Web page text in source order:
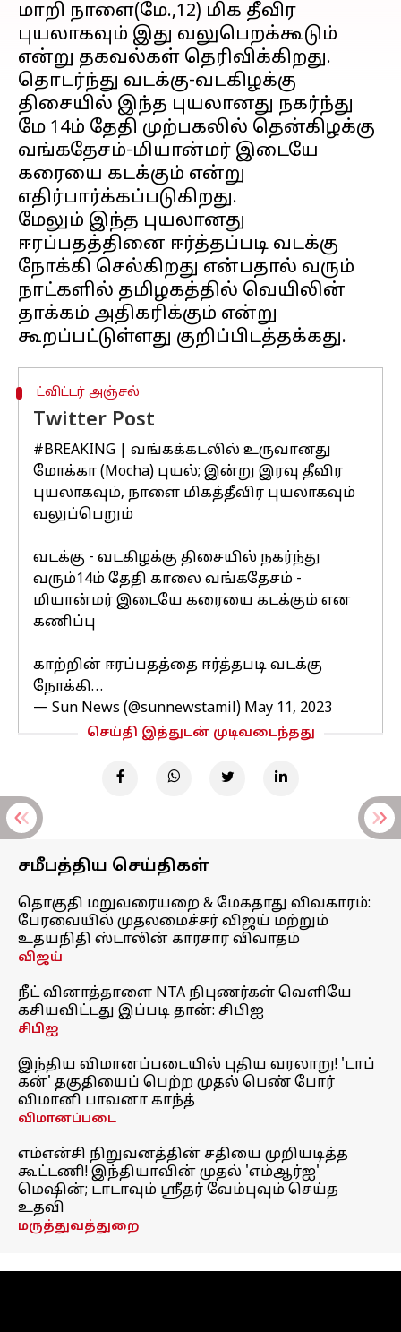
மாறி நாளை(மே.,12) மிக தீவிர
புயலாகவும் இது வலுபெறக்கூடும்
என்று தகவல்கள் தெரிவிக்கிறது.
தொடர்ந்து வடக்கு-வடகிழக்கு
திசையில் இந்த புயலானது நகர்ந்து
மே 14ம் தேதி முற்பகலில் தென்கிழக்கு
வங்கதேசம்-மியான்மர் இடையே
கரையை கடக்கும் என்று
எதிர்பார்க்கப்படுகிறது.
மேலும் இந்த புயலானது
ஈரப்பதத்தினை ஈர்த்தப்படி வடக்கு
நோக்கி செல்கிறது என்பதால் வரும்
நாட்களில் தமிழகத்தில் வெயிலின்
தாக்கம் அதிகரிக்கும் என்று
ட்விட்டர் அஞ்சல்
Twitter Post
#BREAKING | வங்கக்கடலில் உருவானது
மோக்கா (Mocha) புயல்; இன்று இரவு தீவிர
புயலாகவும், நாளை மிகத்தீவிர புயலாகவும்
வலுப்பெறும்
வடக்கு - வடகிழக்கு திசையில் நகர்ந்து
வரும்14ம் தேதி காலை வங்கதேசம் -
மியான்மர் இடையே கரையை கடக்கும் என
கணிப்பு
காற்றின் ஈரப்பதத்தை ஈர்த்தபடி வடக்கு
நோக்கி…
— Sun News (@sunnewstamil) May 11, 2023
செய்தி இத்துடன் முடிவடைந்தது
சமீபத்திய செய்திகள்
தொகுதி மறுவரையறை & மேகதாது விவகாரம்:
பேரவையில் முதலமைச்சர் விஜய் மற்றும்
உதயநிதி ஸ்டாலின் காரசார விவாதம்
விஜய்
நீட் வினாத்தாளை NTA நிபுணர்கள் வெளியே
கசியவிட்டது இப்படி தான்: சிபிஐ
சிபிஐ
இந்திய விமானப்படையில் புதிய வரலாறு! 'டாப்
கன்' தகுதியைப் பெற்ற முதல் பெண் போர்
விமானி பாவனா காந்த்
விமானப்படை
எம்என்சி நிறுவனத்தின் சதியை முறியடித்த
கூட்டணி! இந்தியாவின் முதல் 'எம்ஆர்ஐ'
மெஷின்; டாடாவும் ஸ்ரீதர் வேம்புவும் செய்த
உதவி
மருத்துவத்துறை